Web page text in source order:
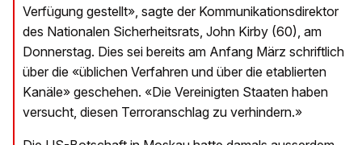
Verfügung gestellt», sagte der Kommunikationsdirektor
des Nationalen Sicherheitsrats, John Kirby (60), am
Donnerstag. Dies sei bereits am Anfang März schriftlich
über die «üblichen Verfahren und über die etablierten
Kanäle» geschehen. «Die Vereinigten Staaten haben
versucht, diesen Terroranschlag zu verhindern.»